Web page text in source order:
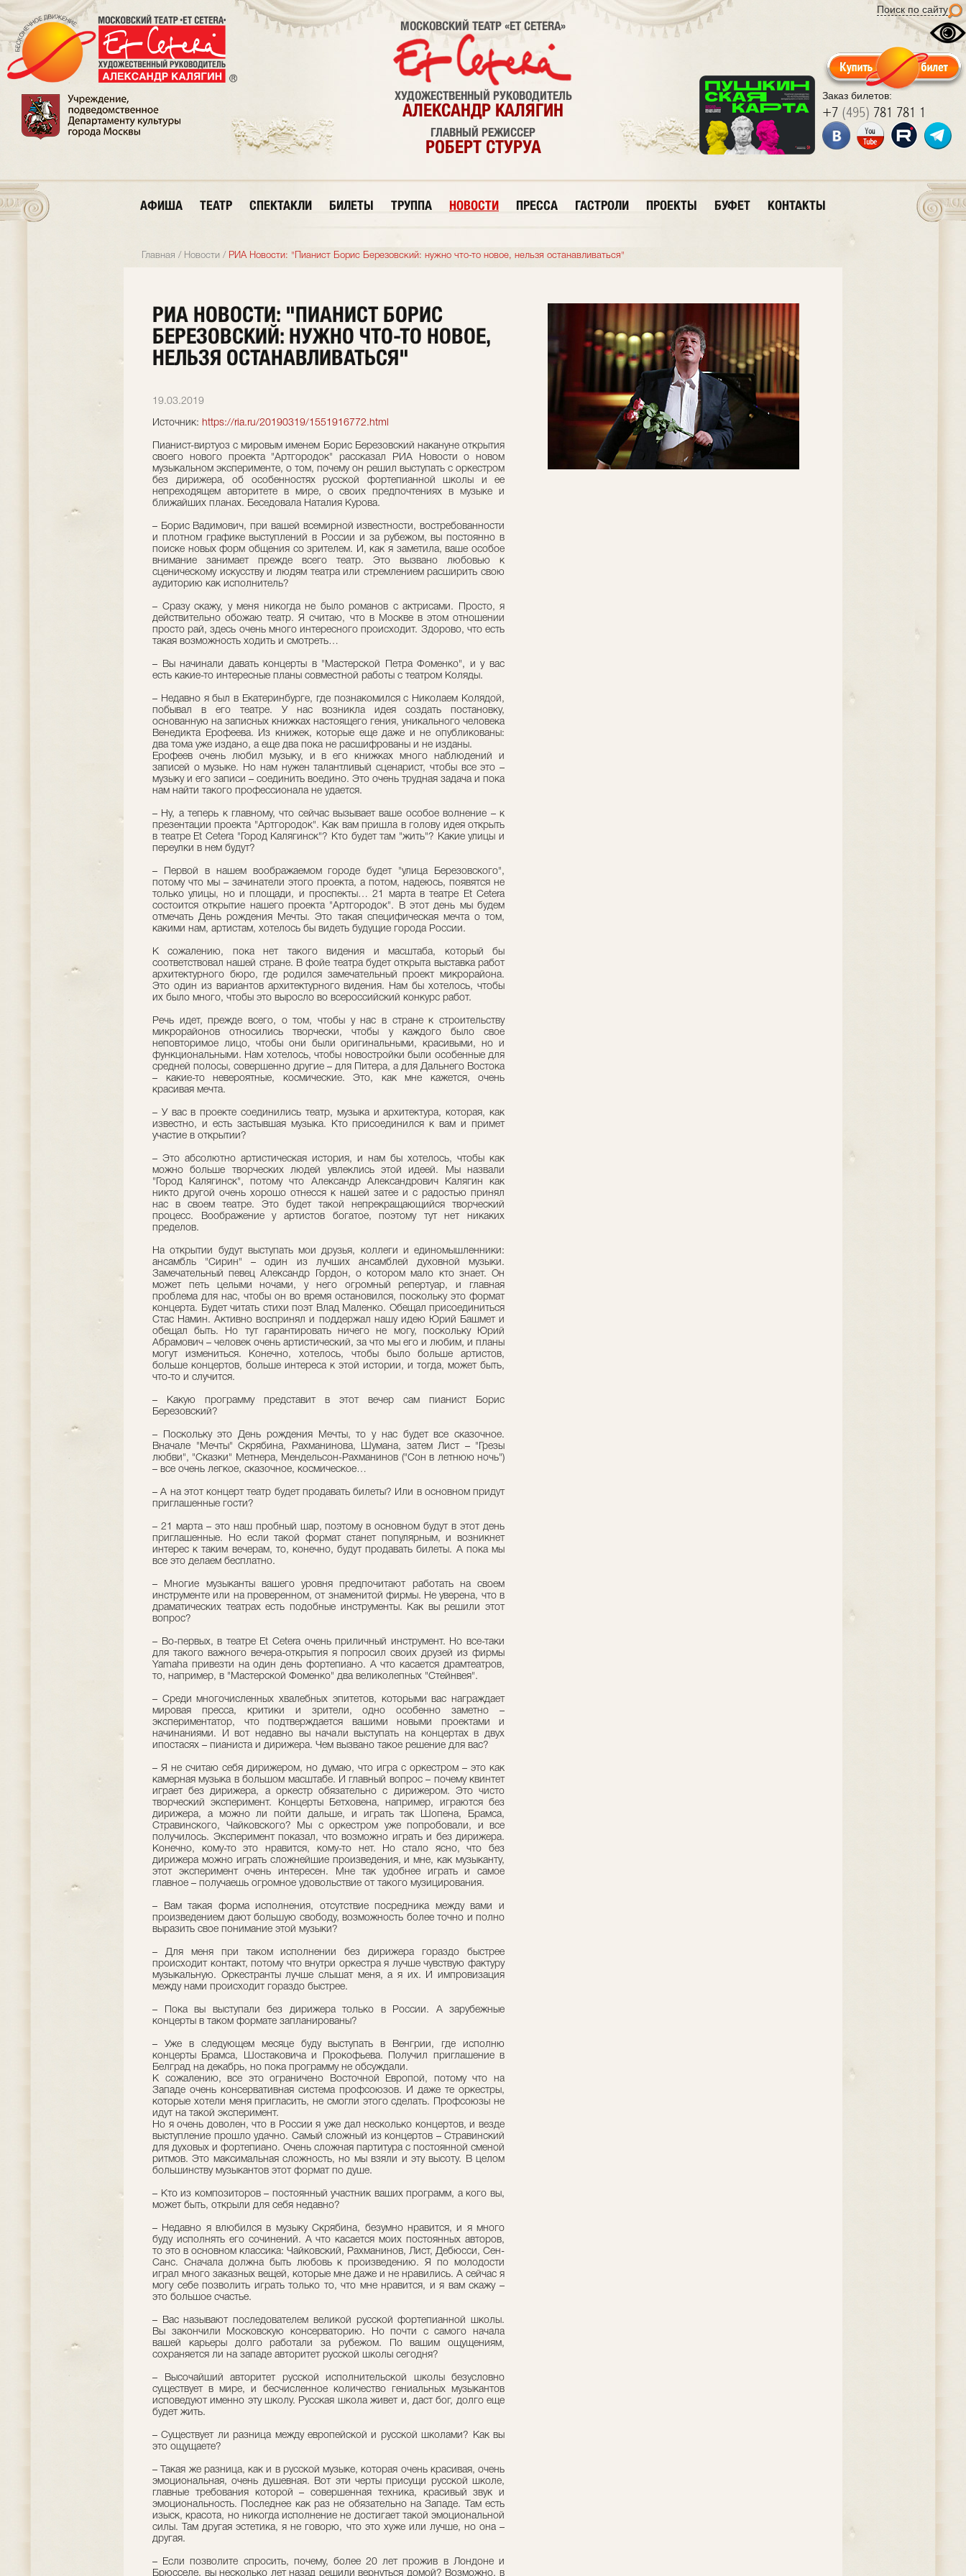
Поиск по сайту
Заказ билетов:
+7 (495) 781 781 1
МОСКОВСКИЙ ТЕАТР «ET CETERA»
ХУДОЖЕСТВЕННЫЙ РУКОВОДИТЕЛЬ
АЛЕКСАНДР КАЛЯГИН
ГЛАВНЫЙ РЕЖИССЕР
РОБЕРТ СТУРУА
АФИША ТЕАТР СПЕКТАКЛИ БИЛЕТЫ ТРУППА НОВОСТИ ПРЕССА ГАСТРОЛИ ПРОЕКТЫ БУФЕТ КОНТАКТЫ
Главная / Новости / РИА Новости: "Пианист Борис Березовский: нужно что-то новое, нельзя останавливаться"
РИА НОВОСТИ: "ПИАНИСТ БОРИС
БЕРЕЗОВСКИЙ: НУЖНО ЧТО-ТО НОВОЕ,
НЕЛЬЗЯ ОСТАНАВЛИВАТЬСЯ"
19.03.2019
Источник: https://ria.ru/20190319/1551916772.html
Пианист-виртуоз с мировым именем Борис Березовский накануне открытия
своего нового проекта "Артгородок" рассказал РИА Новости о новом
музыкальном эксперименте, о том, почему он решил выступать с оркестром
без дирижера, об особенностях русской фортепианной школы и ее
непреходящем авторитете в мире, о своих предпочтениях в музыке и
ближайших планах. Беседовала Наталия Курова.
– Борис Вадимович, при вашей всемирной известности, востребованности
и плотном графике выступлений в России и за рубежом, вы постоянно в
поиске новых форм общения со зрителем. И, как я заметила, ваше особое
внимание занимает прежде всего театр. Это вызвано любовью к
сценическому искусству и людям театра или стремлением расширить свою
аудиторию как исполнитель?
– Сразу скажу, у меня никогда не было романов с актрисами. Просто, я
действительно обожаю театр. Я считаю, что в Москве в этом отношении
просто рай, здесь очень много интересного происходит. Здорово, что есть
такая возможность ходить и смотреть…
– Вы начинали давать концерты в "Мастерской Петра Фоменко", и у вас
есть какие-то интересные планы совместной работы с театром Коляды.
– Недавно я был в Екатеринбурге, где познакомился с Николаем Колядой,
побывал в его театре. У нас возникла идея создать постановку,
основанную на записных книжках настоящего гения, уникального человека
Венедикта Ерофеева. Из книжек, которые еще даже и не опубликованы:
два тома уже издано, а еще два пока не расшифрованы и не изданы.
Ерофеев очень любил музыку, и в его книжках много наблюдений и
записей о музыке. Но нам нужен талантливый сценарист, чтобы все это –
музыку и его записи – соединить воедино. Это очень трудная задача и пока
нам найти такого профессионала не удается.
– Ну, а теперь к главному, что сейчас вызывает ваше особое волнение – к
презентации проекта "Артгородок". Как вам пришла в голову идея открыть
в театре Et Cetera "Город Калягинск"? Кто будет там "жить"? Какие улицы и
переулки в нем будут?
– Первой в нашем воображаемом городе будет "улица Березовского",
потому что мы – зачинатели этого проекта, а потом, надеюсь, появятся не
только улицы, но и площади, и проспекты… 21 марта в театре Et Cetera
состоится открытие нашего проекта "Артгородок". В этот день мы будем
отмечать День рождения Мечты. Это такая специфическая мечта о том,
какими нам, артистам, хотелось бы видеть будущие города России.
К сожалению, пока нет такого видения и масштаба, который бы
соответствовал нашей стране. В фойе театра будет открыта выставка работ
архитектурного бюро, где родился замечательный проект микрорайона.
Это один из вариантов архитектурного видения. Нам бы хотелось, чтобы
их было много, чтобы это выросло во всероссийский конкурс работ.
Речь идет, прежде всего, о том, чтобы у нас в стране к строительству
микрорайонов относились творчески, чтобы у каждого было свое
неповторимое лицо, чтобы они были оригинальными, красивыми, но и
функциональными. Нам хотелось, чтобы новостройки были особенные для
средней полосы, совершенно другие – для Питера, а для Дальнего Востока
– какие-то невероятные, космические. Это, как мне кажется, очень
красивая мечта.
– У вас в проекте соединились театр, музыка и архитектура, которая, как
известно, и есть застывшая музыка. Кто присоединился к вам и примет
участие в открытии?
– Это абсолютно артистическая история, и нам бы хотелось, чтобы как
можно больше творческих людей увлеклись этой идеей. Мы назвали
"Город Калягинск", потому что Александр Александрович Калягин как
никто другой очень хорошо отнесся к нашей затее и с радостью принял
нас в своем театре. Это будет такой непрекращающийся творческий
процесс. Воображение у артистов богатое, поэтому тут нет никаких
пределов.
На открытии будут выступать мои друзья, коллеги и единомышленники:
ансамбль "Сирин" – один из лучших ансамблей духовной музыки.
Замечательный певец Александр Гордон, о котором мало кто знает. Он
может петь целыми ночами, у него огромный репертуар, и главная
проблема для нас, чтобы он во время остановился, поскольку это формат
концерта. Будет читать стихи поэт Влад Маленко. Обещал присоединиться
Стас Намин. Активно воспринял и поддержал нашу идею Юрий Башмет и
обещал быть. Но тут гарантировать ничего не могу, поскольку Юрий
Абрамович – человек очень артистический, за что мы его и любим, и планы
могут измениться. Конечно, хотелось, чтобы было больше артистов,
больше концертов, больше интереса к этой истории, и тогда, может быть,
что-то и случится.
– Какую программу представит в этот вечер сам пианист Борис
Березовский?
– Поскольку это День рождения Мечты, то у нас будет все сказочное.
Вначале "Мечты" Скрябина, Рахманинова, Шумана, затем Лист – "Грезы
любви", "Сказки" Метнера, Мендельсон-Рахманинов ("Сон в летнюю ночь")
– все очень легкое, сказочное, космическое…
– А на этот концерт театр будет продавать билеты? Или в основном придут
приглашенные гости?
– 21 марта – это наш пробный шар, поэтому в основном будут в этот день
приглашенные. Но если такой формат станет популярным, и возникнет
интерес к таким вечерам, то, конечно, будут продавать билеты. А пока мы
все это делаем бесплатно.
– Многие музыканты вашего уровня предпочитают работать на своем
инструменте или на проверенном, от знаменитой фирмы. Не уверена, что в
драматических театрах есть подобные инструменты. Как вы решили этот
вопрос?
– Во-первых, в театре Et Cetera очень приличный инструмент. Но все-таки
для такого важного вечера-открытия я попросил своих друзей из фирмы
Yamaha привезти на один день фортепиано. А что касается драмтеатров,
то, например, в "Мастерской Фоменко" два великолепных "Стейнвея".
– Среди многочисленных хвалебных эпитетов, которыми вас награждает
мировая пресса, критики и зрители, одно особенно заметно –
экспериментатор, что подтверждается вашими новыми проектами и
начинаниями. И вот недавно вы начали выступать на концертах в двух
ипостасях – пианиста и дирижера. Чем вызвано такое решение для вас?
– Я не считаю себя дирижером, но думаю, что игра с оркестром – это как
камерная музыка в большом масштабе. И главный вопрос – почему квинтет
играет без дирижера, а оркестр обязательно с дирижером. Это чисто
творческий эксперимент. Концерты Бетховена, например, играются без
дирижера, а можно ли пойти дальше, и играть так Шопена, Брамса,
Стравинского, Чайковского? Мы с оркестром уже попробовали, и все
получилось. Эксперимент показал, что возможно играть и без дирижера.
Конечно, кому-то это нравится, кому-то нет. Но стало ясно, что без
дирижера можно играть сложнейшие произведения, и мне, как музыканту,
этот эксперимент очень интересен. Мне так удобнее играть и самое
главное – получаешь огромное удовольствие от такого музицирования.
– Вам такая форма исполнения, отсутствие посредника между вами и
произведением дают большую свободу, возможность более точно и полно
выразить свое понимание этой музыки?
– Для меня при таком исполнении без дирижера гораздо быстрее
происходит контакт, потому что внутри оркестра я лучше чувствую фактуру
музыкальную. Оркестранты лучше слышат меня, а я их. И импровизация
между нами происходит гораздо быстрее.
– Пока вы выступали без дирижера только в России. А зарубежные
концерты в таком формате запланированы?
– Уже в следующем месяце буду выступать в Венгрии, где исполню
концерты Брамса, Шостаковича и Прокофьева. Получил приглашение в
Белград на декабрь, но пока программу не обсуждали.
К сожалению, все это ограничено Восточной Европой, потому что на
Западе очень консервативная система профсоюзов. И даже те оркестры,
которые хотели меня пригласить, не смогли этого сделать. Профсоюзы не
идут на такой эксперимент.
Но я очень доволен, что в России я уже дал несколько концертов, и везде
выступление прошло удачно. Самый сложный из концертов – Стравинский
для духовых и фортепиано. Очень сложная партитура с постоянной сменой
ритмов. Это максимальная сложность, но мы взяли и эту высоту. В целом
большинству музыкантов этот формат по душе.
– Кто из композиторов – постоянный участник ваших программ, а кого вы,
может быть, открыли для себя недавно?
– Недавно я влюбился в музыку Скрябина, безумно нравится, и я много
буду исполнять его сочинений. А что касается моих постоянных авторов,
то это в основном классика: Чайковский, Рахманинов, Лист, Дебюсси, Сен-
Санс. Сначала должна быть любовь к произведению. Я по молодости
играл много заказных вещей, которые мне даже и не нравились. А сейчас я
могу себе позволить играть только то, что мне нравится, и я вам скажу –
это большое счастье.
– Вас называют последователем великой русской фортепианной школы.
Вы закончили Московскую консерваторию. Но почти с самого начала
вашей карьеры долго работали за рубежом. По вашим ощущениям,
сохраняется ли на западе авторитет русской школы сегодня?
– Высочайший авторитет русской исполнительской школы безусловно
существует в мире, и бесчисленное количество гениальных музыкантов
исповедуют именно эту школу. Русская школа живет и, даст бог, долго еще
будет жить.
– Существует ли разница между европейской и русской школами? Как вы
это ощущаете?
– Такая же разница, как и в русской музыке, которая очень красивая, очень
эмоциональная, очень душевная. Вот эти черты присущи русской школе,
главные требования которой – совершенная техника, красивый звук и
эмоциональность. Последнее как раз не обязательно на Западе. Там есть
изыск, красота, но никогда исполнение не достигает такой эмоциональной
силы. Там другая эстетика, я не говорю, что это хуже или лучше, но она –
другая.
– Если позволите спросить, почему, более 20 лет прожив в Лондоне и
Брюсселе, вы несколько лет назад решили вернуться домой? Возможно, в